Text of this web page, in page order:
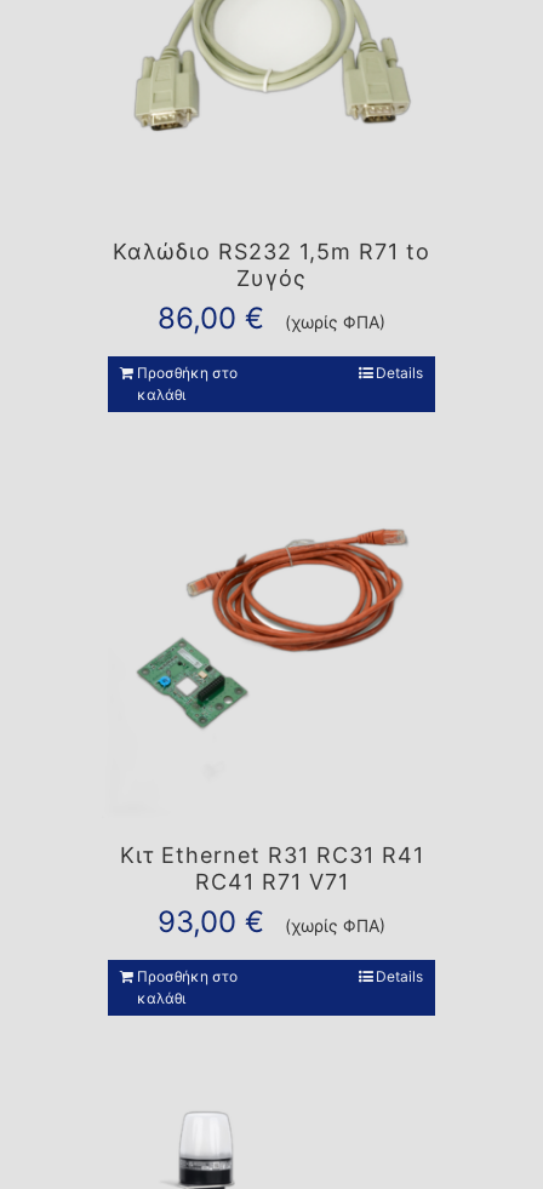
Καλώδιο RS232 1,5m R71 to
Ζυγός
86,00 € (χωρίς ΦΠΑ)
Προσθήκη στο
καλάθι
Details
Κιτ Ethernet R31 RC31 R41
RC41 R71 V71
93,00 € (χωρίς ΦΠΑ)
Προσθήκη στο
καλάθι
Details